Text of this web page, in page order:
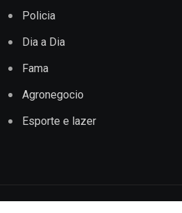
Policia
Dia a Dia
Fama
Agronegocio
Esporte e lazer